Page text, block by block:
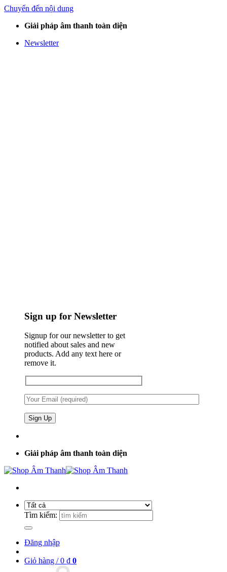
Chuyển đến nội dung
Giải pháp âm thanh toàn diện
Newsletter
Sign up for Newsletter
Signup for our newsletter to get
notified about sales and new
products. Add any text here or
remove it.
Giải pháp âm thanh toàn diện
Tìm kiếm:
Đăng nhập
Giỏ hàng /0 ₫ 0